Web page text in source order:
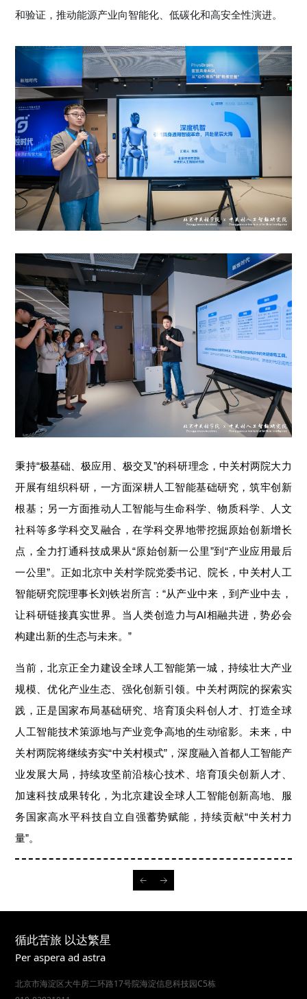
和验证，推动能源产业向智能化、低碳化和高安全性演进。
秉持“极基础、极应用、极交叉”的科研理念，中关村两院大力
开展有组织科研，一方面深耕人工智能基础研究，筑牢创新
根基； 另一方面推动人工智能与生命科学、物质科学、人文
社科等多学科交叉融合，在学科交界地带挖掘原始创新增长
点，全力打通科技成果从“原始创新一公里”到“产业应用最后
一公里”。 正如北京中关村学院党委书记、院长，中关村人工
智能研究院理事长刘铁岩所言 ： “从产业中来，到产业中去，
让科研链接真实世界。当人类创造力与AI相融共进，势必会
构建出新的生态与未来。”
当前，北京正全力建设全球人工智能第一城，持续壮大产业
规模、优化产业生态、强化创新引领。中关村两院的探索实
践，正是国家布局基础研究、培育顶尖科创人才、打造全球
人工智能技术策源地与产业竞争高地的生动缩影。未来，中
关村两院将继续夯实“中关村模式”，深度融入首都人工智能产
业发展大局，持续攻坚前沿核心技术、培育顶尖创新人才、
加速科技成果转化，为北京建设全球人工智能创新高地、服
务国家高水平科技自立自强蓄势赋能，持续贡献“中关村力
量”。
循此苦旅 以达繁星
Per aspera ad astra
北京市海淀区大牛房二环路17号院海淀信息科技园C5栋